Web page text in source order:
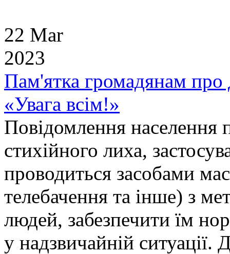
22 Mar
2023
Пам'ятка громадянам про
«Увага всім!»
Повідомлення населення
стихійного лиха,
проводиться засобами
телебачення та інше) з
людей, забезпечити їм
у надзвичайній ситуації.